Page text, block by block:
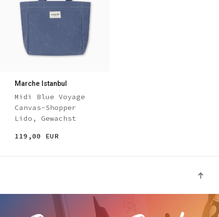
Marche Istanbul
Midi Blue Voyage
Canvas-Shopper
Lido, Gewachst
119,00 EUR